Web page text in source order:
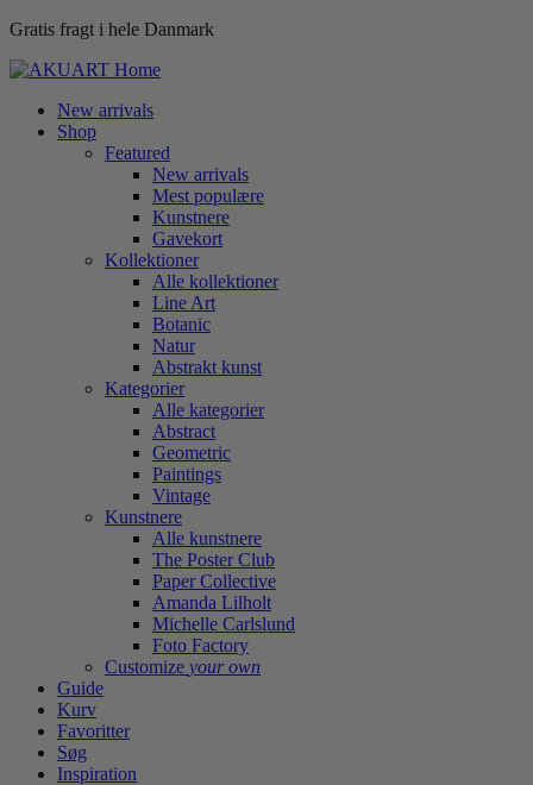
Gratis fragt i hele Danmark
New arrivals
Shop
Featured
New arrivals
Mest populære
Kunstnere
Gavekort
Kollektioner
Alle kollektioner
Line Art
Botanic
Natur
Abstrakt kunst
Kategorier
Alle kategorier
Abstract
Geometric
Paintings
Vintage
Kunstnere
Alle kunstnere
The Poster Club
Paper Collective
Amanda Lilholt
Michelle Carlslund
Foto Factory
Customize your own
Guide
Kurv
Favoritter
Søg
Inspiration